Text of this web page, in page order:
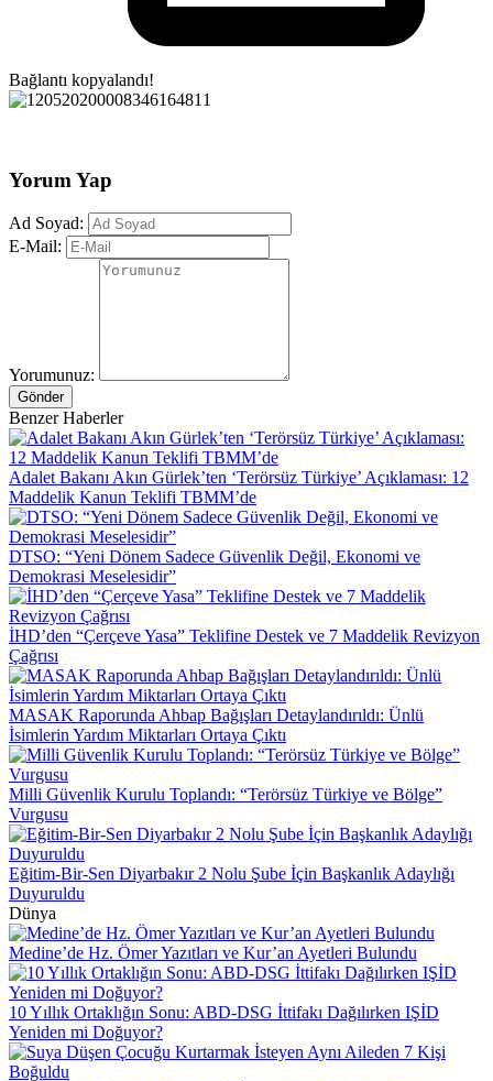
Bağlantı kopyalandı!
Yorum Yap
Ad Soyad:
E-Mail:
Yorumunuz:
Gönder
Benzer Haberler
Adalet Bakanı Akın Gürlek’ten ‘Terörsüz Türkiye’ Açıklaması: 12
Maddelik Kanun Teklifi TBMM’de
DTSO: “Yeni Dönem Sadece Güvenlik Değil, Ekonomi ve
Demokrasi Meselesidir”
İHD’den “Çerçeve Yasa” Teklifine Destek ve 7 Maddelik Revizyon
Çağrısı
MASAK Raporunda Ahbap Bağışları Detaylandırıldı: Ünlü
İsimlerin Yardım Miktarları Ortaya Çıktı
Milli Güvenlik Kurulu Toplandı: “Terörsüz Türkiye ve Bölge”
Vurgusu
Eğitim-Bir-Sen Diyarbakır 2 Nolu Şube İçin Başkanlık Adaylığı
Duyuruldu
Dünya
Medine’de Hz. Ömer Yazıtları ve Kur’an Ayetleri Bulundu
10 Yıllık Ortaklığın Sonu: ABD-DSG İttifakı Dağılırken IŞİD
Yeniden mi Doğuyor?